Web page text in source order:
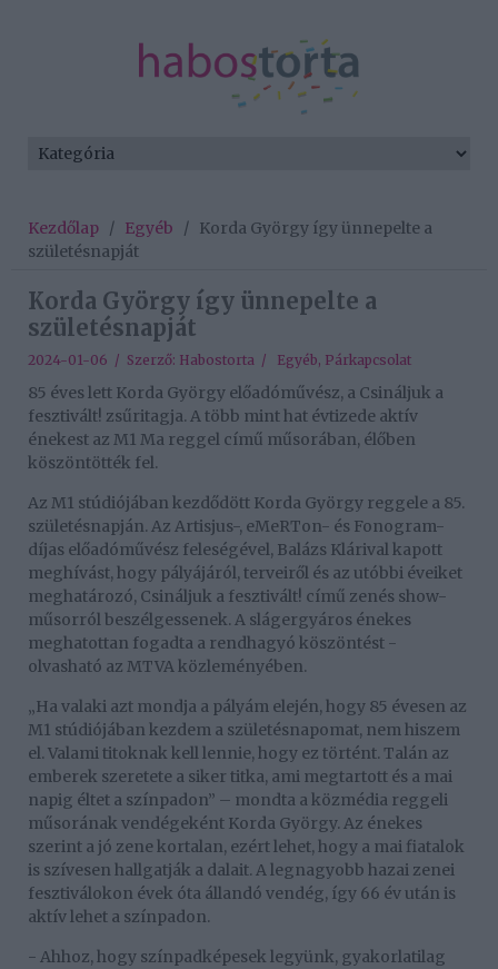
Kezdőlap / Egyéb / Korda György így ünnepelte a
születésnapját
Korda György így ünnepelte a
születésnapját
2024-01-06 / Szerző: Habostorta / Egyéb, Párkapcsolat
85 éves lett Korda György előadóművész, a Csináljuk a
fesztivált! zsűritagja. A több mint hat évtizede aktív
énekest az M1 Ma reggel című műsorában, élőben
köszöntötték fel.
Az M1 stúdiójában kezdődött Korda György reggele a 85.
születésnapján. Az Artisjus-, eMeRTon- és Fonogram-
díjas előadóművész feleségével, Balázs Klárival kapott
meghívást, hogy pályájáról, terveiről és az utóbbi éveiket
meghatározó, Csináljuk a fesztivált! című zenés show-
műsorról beszélgessenek. A slágergyáros énekes
meghatottan fogadta a rendhagyó köszöntést -
olvasható az MTVA közleményében.
„Ha valaki azt mondja a pályám elején, hogy 85 évesen az
M1 stúdiójában kezdem a születésnapomat, nem hiszem
el. Valami titoknak kell lennie, hogy ez történt. Talán az
emberek szeretete a siker titka, ami megtartott és a mai
napig éltet a színpadon” – mondta a közmédia reggeli
műsorának vendégeként Korda György. Az énekes
szerint a jó zene kortalan, ezért lehet, hogy a mai fiatalok
is szívesen hallgatják a dalait. A legnagyobb hazai zenei
fesztiválokon évek óta állandó vendég, így 66 év után is
aktív lehet a színpadon.
- Ahhoz, hogy színpadképesek legyünk, gyakorlatilag